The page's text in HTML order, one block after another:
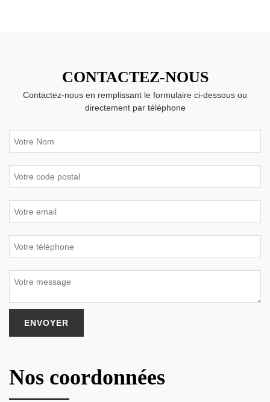
CONTACTEZ-NOUS
Contactez-nous en remplissant le formulaire ci-dessous ou
directement par téléphone
Nos coordonnées